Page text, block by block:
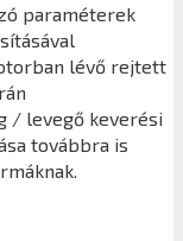
paraméterek
lévő rejtett
/ levegő keverési
továbbra is